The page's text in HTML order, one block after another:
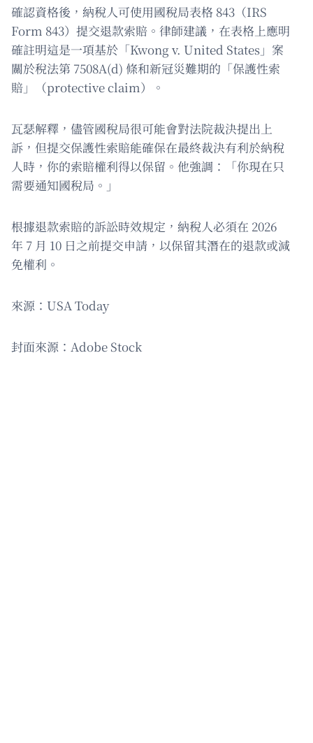
確認資格後，納稅人可使用國稅局表格 843（IRS
Form 843）提交退款索賠。律師建議，在表格上應明
確註明這是一項基於「Kwong v. United States」案
關於稅法第 7508A(d) 條和新冠災難期的「保護性索
賠」（protective claim）。
瓦瑟解釋，儘管國稅局很可能會對法院裁決提出上
訴，但提交保護性索賠能確保在最終裁決有利於納稅
人時，你的索賠權利得以保留。他強調：「你現在只
需要通知國稅局。」
根據退款索賠的訴訟時效規定，納稅人必須在 2026
年 7 月 10 日之前提交申請，以保留其潛在的退款或減
免權利。
來源：USA Today
封面來源：Adobe Stock